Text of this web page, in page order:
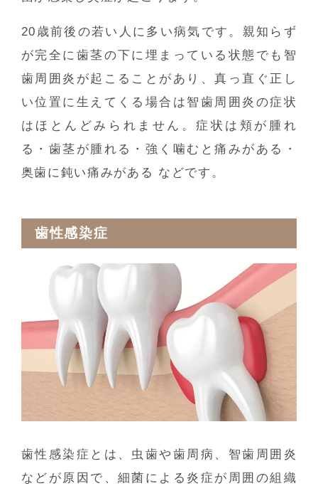
20歳前後の若い人に多い病気です。親知らず
が完全に歯茎の下に埋まっている状態でも智
歯周囲炎が起こることがあり、真っ直ぐ正し
い位置に生えてくる場合は智歯周囲炎の症状
はほとんどみられません。症状は頬が腫れ
る・歯茎が腫れる・強く噛むと痛みがある・
奥歯に鈍い痛みがある などです。
歯性感染症
歯性感染症とは、虫歯や歯周病、智歯周囲炎
などが原因で、細菌による炎症が周囲の組織